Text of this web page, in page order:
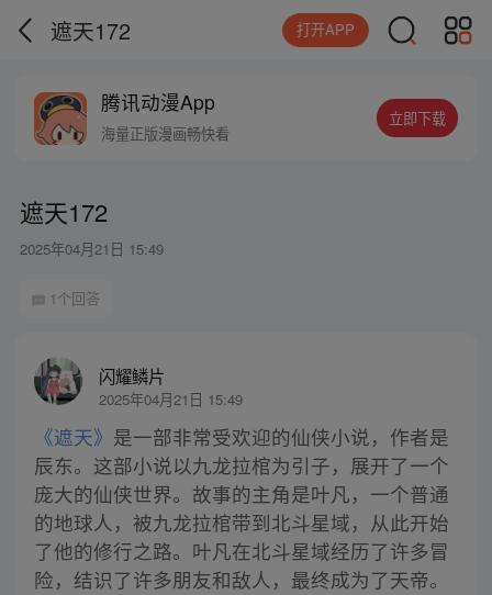
遮天172 打开APP
腾讯动漫App
海量正版漫画畅快看
立即下载
遮天172
2025年04月21日 15:49
1个回答
闪耀鳞片
2025年04月21日 15:49
《遮天》 是一部非常受欢迎的仙侠小说，作者是
辰东。这部小说以九龙拉棺为引子，展开了一个
庞大的仙侠世界。故事的主角是叶凡，一个普通
的地球人，被九龙拉棺带到北斗星域，从此开始
了他的修行之路。叶凡在北斗星域经历了许多冒
险，结识了许多朋友和敌人，最终成为了天帝。